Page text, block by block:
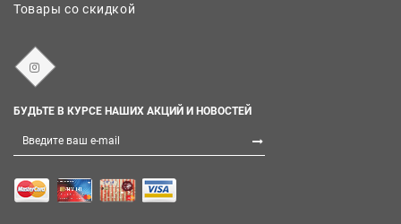
Товары со скидкой
БУДЬТЕ В КУРСЕ НАШИХ АКЦИЙ И НОВОСТЕЙ